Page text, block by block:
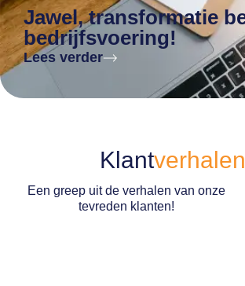
Jawel, transformatie
bedrijfsvoering!
Lees verder
Klantverhalen
Een greep uit de verhalen van onze
tevreden klanten!